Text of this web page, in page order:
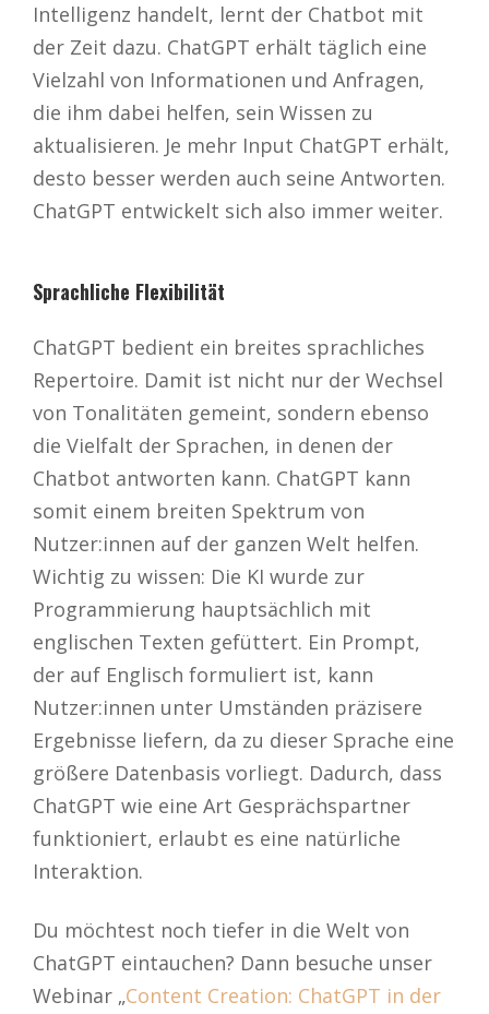
Intelligenz handelt, lernt der Chatbot mit
der Zeit dazu. ChatGPT erhält täglich eine
Vielzahl von Informationen und Anfragen,
die ihm dabei helfen, sein Wissen zu
aktualisieren. Je mehr Input ChatGPT erhält,
desto besser werden auch seine Antworten.
ChatGPT entwickelt sich also immer weiter.
Sprachliche Flexibilität
ChatGPT bedient ein breites sprachliches
Repertoire. Damit ist nicht nur der Wechsel
von Tonalitäten gemeint, sondern ebenso
die Vielfalt der Sprachen, in denen der
Chatbot antworten kann. ChatGPT kann
somit einem breiten Spektrum von
Nutzer:innen auf der ganzen Welt helfen.
Wichtig zu wissen: Die KI wurde zur
Programmierung hauptsächlich mit
englischen Texten gefüttert. Ein Prompt,
der auf Englisch formuliert ist, kann
Nutzer:innen unter Umständen präzisere
Ergebnisse liefern, da zu dieser Sprache eine
größere Datenbasis vorliegt. Dadurch, dass
ChatGPT wie eine Art Gesprächspartner
funktioniert, erlaubt es eine natürliche
Interaktion.
Du möchtest noch tiefer in die Welt von
ChatGPT eintauchen? Dann besuche unser
Webinar „Content Creation: ChatGPT in der